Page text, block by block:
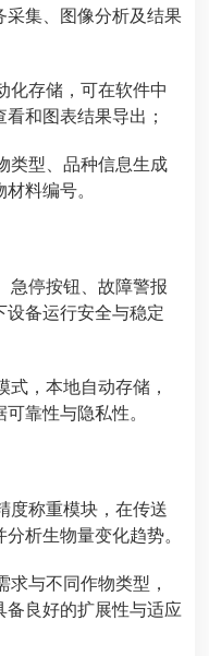
采集、图像分析及结果
化存储，可在软件中
和图表结果导出；
类型、品种信息生成
料编号。
急停按钮、故障警报
设备运行安全与稳定
式，本地自动存储，
靠性与隐私性。
度称重模块，在传送
析生物量变化趋势。
求与不同作物类型，
备良好的扩展性与适应